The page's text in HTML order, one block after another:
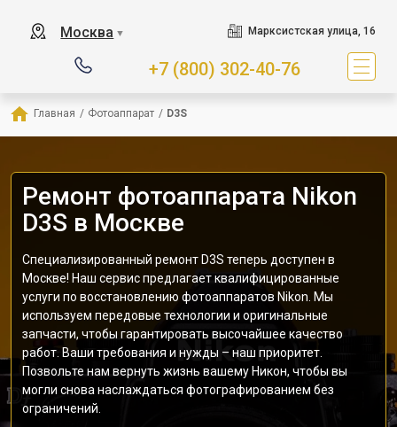
Москва ▼ Марксистская улица, 16
+7 (800) 302-40-76
Главная / Фотоаппарат / D3S
Ремонт фотоаппарата Nikon
D3S в Москве
Специализированный ремонт D3S теперь доступен в
Москве! Наш сервис предлагает квалифицированные
услуги по восстановлению фотоаппаратов Nikon. Мы
используем передовые технологии и оригинальные
запчасти, чтобы гарантировать высочайшее качество
работ. Ваши требования и нужды – наш приоритет.
Позвольте нам вернуть жизнь вашему Никон, чтобы вы
могли снова наслаждаться фотографированием без
ограничений.